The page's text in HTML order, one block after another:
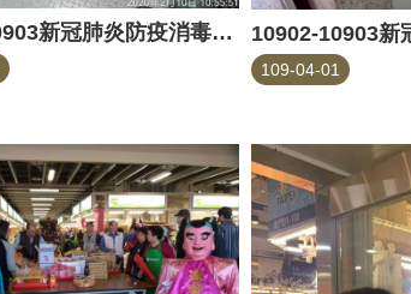
10902-10903新冠肺炎防疫消毒-花卉
109-04-01